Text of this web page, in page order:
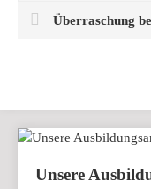
Überraschung
Unsere